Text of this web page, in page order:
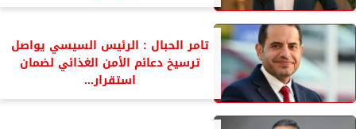
تامر الحبال : الرئيس السيسي يواصل
ترسيخ دعائم الأمن الغذائي لضمان
استقرار...